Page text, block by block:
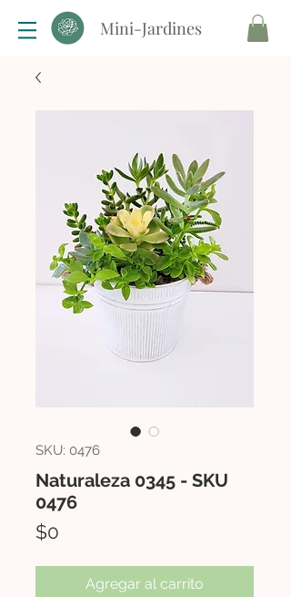
Mini-Jardines
SKU: 0476
Naturaleza 0345 - SKU
0476
$0
Agregar al carrito